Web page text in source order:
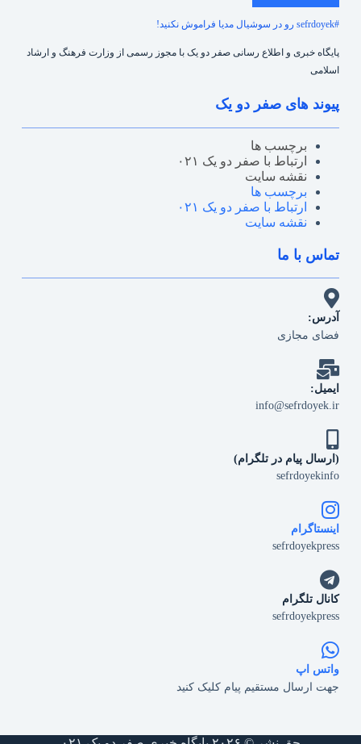
#sefrdoyek رو در سوشیال مدیا فراموش نکنید!
پایگاه خبری و اطلاع رسانی صفر دو یک با مجوز رسمی از وزارت فرهنگ و ارشاد
اسلامی
پیوند های صفر دو یک
برچسب ها
ارتباط با صفر دو یک ۰۲۱
نقشه سایت
برچسب ها
ارتباط با صفر دو یک ۰۲۱
نقشه سایت
تماس با ما
آدرس:
فضای مجازی
ایمیل:
info@sefrdoyek.ir
(ارسال پیام در تلگرام)
sefrdoyekinfo
اینستاگرام
sefrdoyekpress
کانال تلگرام
sefrdoyekpress
واتس اپ
جهت ارسال مستقیم پیام کلیک کنید